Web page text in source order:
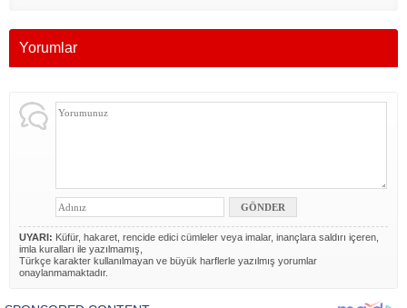
Yorumlar
UYARI: Küfür, hakaret, rencide edici cümleler veya imalar, inançlara saldırı içeren,
imla kuralları ile yazılmamış,
Türkçe karakter kullanılmayan ve büyük harflerle yazılmış yorumlar
onaylanmamaktadır.